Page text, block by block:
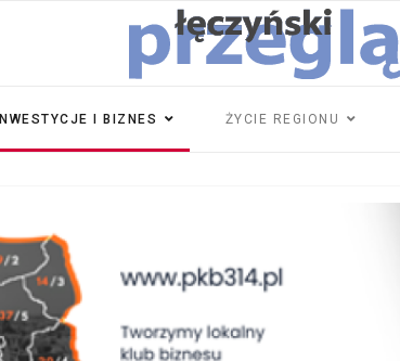
INWESTYCJE I BIZNES ŻYCIE REGIONU